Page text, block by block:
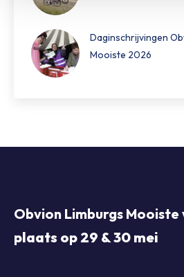
Daginschrijvingen
Mooiste 2026
Obvion Limburgs Mooiste
plaats op 29 & 30 mei